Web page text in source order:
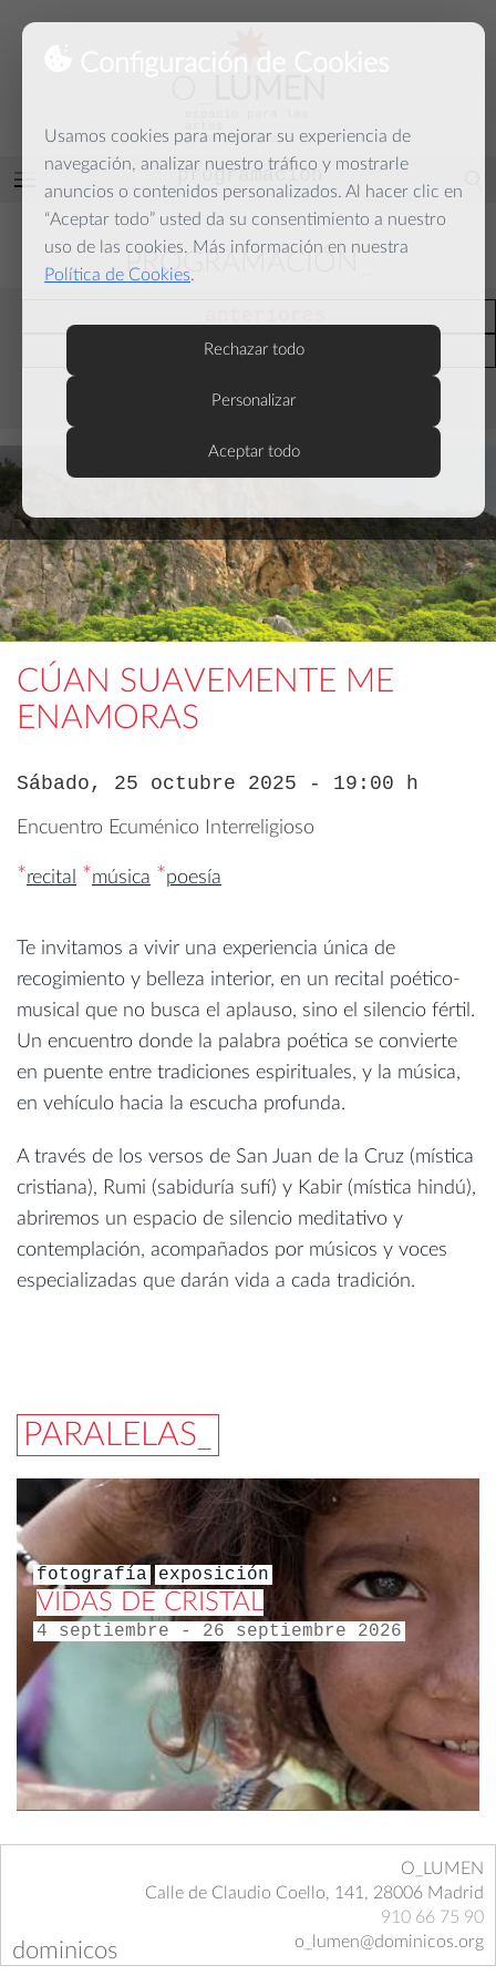
Configuración de Cookies
Usamos cookies para mejorar su experiencia de
navegación, analizar nuestro tráfico y mostrarle
anuncios o contenidos personalizados. Al hacer clic en
“Aceptar todo” usted da su consentimiento a nuestro
uso de las cookies. Más información en nuestra
Política de Cookies.
Rechazar todo
Personalizar
Aceptar todo
y la palabra
programación
PROGRAMACIÓN
actuales
septiembre
CÚAN SUAVEMENTE ME
ENAMORAS
Sábado, 25 octubre 2025 - 19:00 h
Encuentro Ecuménico Interreligioso
*recital *música *poesía
Te invitamos a vivir una experiencia única de
recogimiento y belleza interior, en un recital poético-
musical que no busca el aplauso, sino el silencio fértil.
Un encuentro donde la palabra poética se convierte
en puente entre tradiciones espirituales, y la música,
en vehículo hacia la escucha profunda.
A través de los versos de San Juan de la Cruz (mística
cristiana), Rumi (sabiduría sufí) y Kabir (mística hindú),
abriremos un espacio de silencio meditativo y
contemplación, acompañados por músicos y voces
especializadas que darán vida a cada tradición.
PARALELAS_
fotografía exposición
VIDAS DE CRISTAL
4 septiembre - 26 septiembre 2026
dominicos
O_LUMEN
Calle de Claudio Coello, 141, 28006 Madrid
910 66 75 90
o_lumen@dominicos.org